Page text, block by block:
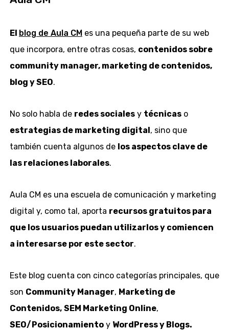
El blog de Aula CMes una pequeña parte de su web
que incorpora, entre otras cosas, contenidos sobre
community manager, marketing de contenidos,
blog y SEO.
No solo habla de redes socialesy técnicaso
estrategias de marketing digital, sino que
también cuenta algunos de los aspectos clave de
las relaciones laborales.
Aula CM es una escuela de comunicación y marketing
digital y, como tal, aporta recursos gratuitos para
que los usuarios puedan utilizarlos y comiencen
a interesarse por este sector.
Este blog cuenta con cinco categorías principales, que
son Community Manager, Marketing de
Contenidos, SEM Marketing Online,
SEO/Posicionamientoy WordPress y Blogs.